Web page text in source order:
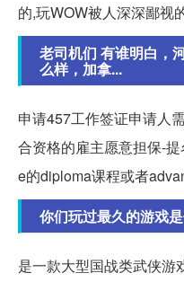
的,玩WOW被人深深鄙视
老司机们 有谁明白，
么样，加拿...
申请457工作签证申请人
合资格的雇主愿意担保-
e的diploma课程或者
你们玩过最久的游戏
是一款大型国战类武侠游